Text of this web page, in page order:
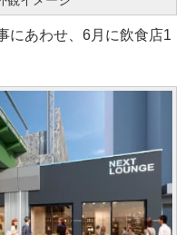
にあわせ、6月に飲食店1